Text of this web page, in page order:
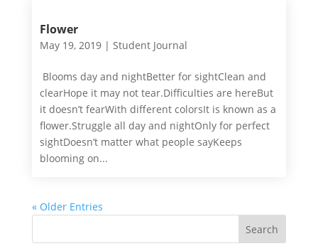
Flower
May 19, 2019| Student Journal
Blooms day and nightBetter for sightClean and
clearHope it may not tear.Difficulties are hereBut
it doesn’t fearWith different colorsIt is known as a
flower.Struggle all day and nightOnly for perfect
sightDoesn’t matter what people sayKeeps
blooming on...
« Older Entries